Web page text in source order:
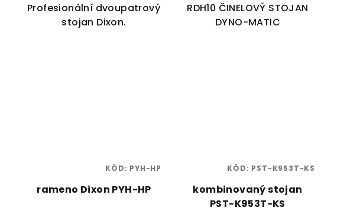
Profesionální dvoupatrový
stojan Dixon.
RDH10 ČINELOVÝ STOJAN
DYNO-MATIC
rameno Dixon PYH-HP
KÓD: PYH-HP
kombinovaný stojan
PST-K953T-KS
KÓD: PST-K953T-KS